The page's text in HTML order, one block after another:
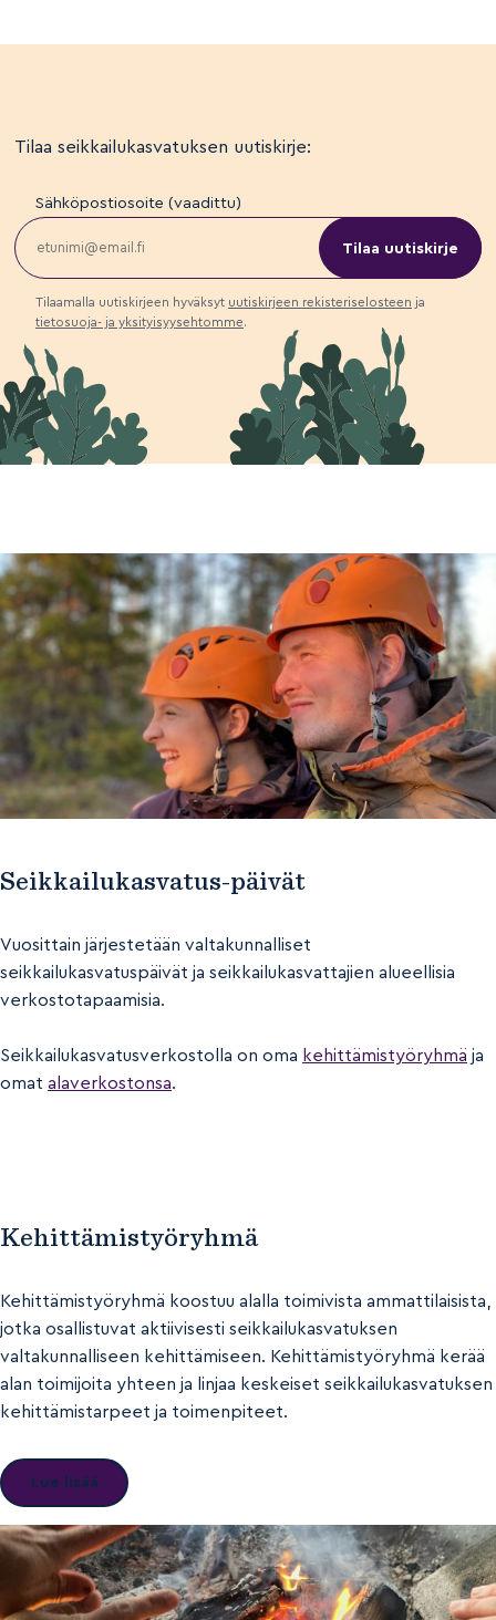
Tilaa seikkailukasvatuksen uutiskirje:
Sähköpostiosoite (vaadittu)
Tilaamalla uutiskirjeen hyväksyt uutiskirjeen rekisteriselosteen ja
tietosuoja- ja yksityisyysehtomme.
Seikkailukasvatus-päivät
Vuosittain järjestetään valtakunnalliset
seikkailukasvatuspäivät ja seikkailukasvattajien alueellisia
verkostotapaamisia.
Seikkailukasvatusverkostolla on oma kehittämistyöryhmä ja
omat alaverkostonsa.
Kehittämistyöryhmä
Kehittämistyöryhmä koostuu alalla toimivista ammattilaisista,
jotka osallistuvat aktiivisesti seikkailukasvatuksen
valtakunnalliseen kehittämiseen. Kehittämistyöryhmä kerää
alan toimijoita yhteen ja linjaa keskeiset seikkailukasvatuksen
kehittämistarpeet ja toimenpiteet.
Lue lisää